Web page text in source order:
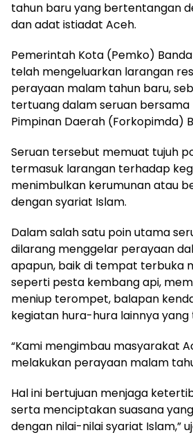
tahun baru yang bertentangan
dan adat istiadat Aceh.
Pemerintah Kota (Pemko)
telah mengeluarkan larangan
perayaan malam tahun baru,
tertuang dalam seruan bersama
Pimpinan Daerah (Forkopimda)
Seruan tersebut memuat tujuh
termasuk larangan terhadap
menimbulkan kerumunan atau
dengan syariat Islam.
Dalam salah satu poin utama
dilarang menggelar perayaan
apapun, baik di tempat terbuka
seperti pesta kembang api,
meniup terompet, balapan
kegiatan hura-hura lainnya
“Kami mengimbau masyarakat
melakukan perayaan malam
Hal ini bertujuan menjaga
serta menciptakan suasana
dengan nilai-nilai syariat Islam,”